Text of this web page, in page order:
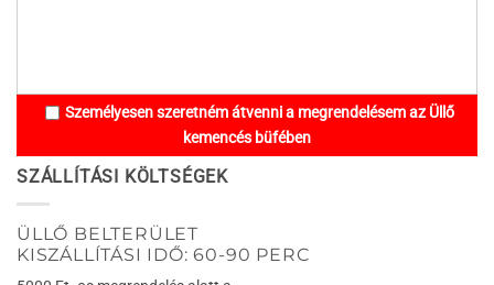
Személyesen szeretném átvenni a megrendelésem az Üllő
kemencés büfében
SZÁLLÍTÁSI KÖLTSÉGEK
ÜLLŐ BELTERÜLET
KISZÁLLÍTÁSI IDŐ: 60-90 PERC